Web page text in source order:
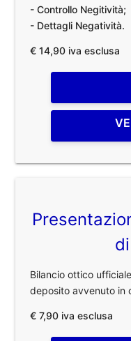
- Controllo Negitività;
- Dettagli Negatività.
€ 14,90 iva esclusa
Bilancio ottico
deposito avvenuto in
€ 7,90 iva esclusa